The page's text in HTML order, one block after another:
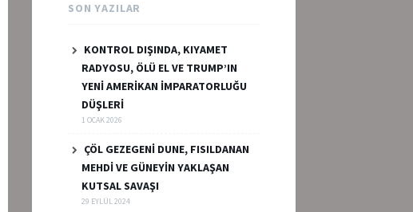
SON YAZILAR
KONTROL DIŞINDA, KIYAMET
RADYOSU, ÖLÜ EL VE TRUMP’IN
YENİ AMERİKAN İMPARATORLUĞU
DÜŞLERİ
1 OCAK 2026
ÇÖL GEZEGENİ DUNE, FISILDANAN
MEHDİ VE GÜNEYİN YAKLAŞAN
KUTSAL SAVAŞI
29 EYLÜL 2024